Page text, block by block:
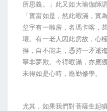
所思義。」此又如大瑜伽師
「實當如是，然此暇滿，實
坌宇有一雕房，名瑪卡喀，
壞。有一老人因此房故，心
得，自不能走，憑持一矛逶
寧非夢歟。今得暇滿，亦應
未得如是心時，應勤修學。
尤其，如果我們對菩薩生起